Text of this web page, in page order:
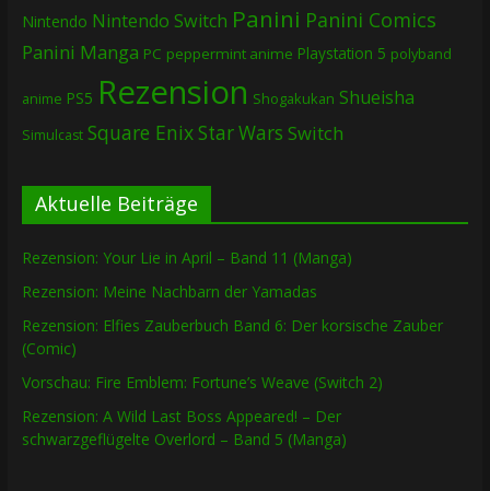
Nintendo Nintendo Switch Panini Panini Comics
Panini Manga PC peppermint anime Playstation 5 polyband
anime PS5 Rezension Shogakukan Shueisha
Simulcast Square EnixStar Wars Switch
Aktuelle Beiträge
Rezension: Your Lie in April – Band 11 (Manga)
Rezension: Meine Nachbarn der Yamadas
Rezension: Elfies Zauberbuch Band 6: Der korsische Zauber
(Comic)
Vorschau: Fire Emblem: Fortune’s Weave (Switch 2)
Rezension: A Wild Last Boss Appeared! – Der
schwarzgeflügelte Overlord – Band 5 (Manga)